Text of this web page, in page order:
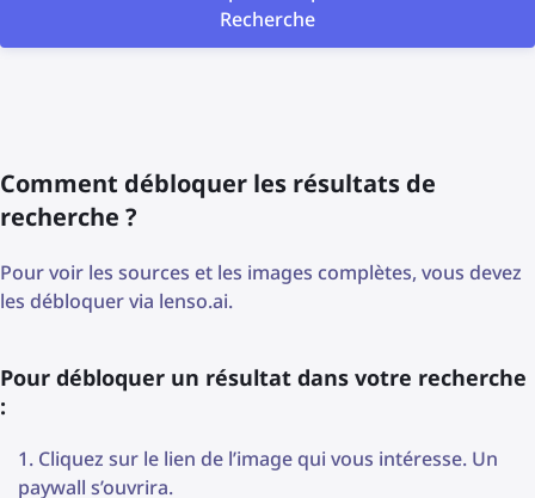
Recherche
Comment débloquer les résultats de
recherche ?
Pour voir les sources et les images complètes, vous devez
les débloquer via lenso.ai.
Pour débloquer un résultat dans votre recherche
:
Cliquez sur le lien de l’image qui vous intéresse. Un
paywall s’ouvrira.